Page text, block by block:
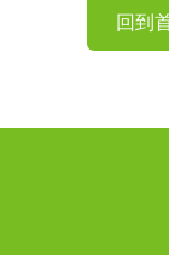
回到